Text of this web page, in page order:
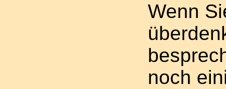
Wenn
noch